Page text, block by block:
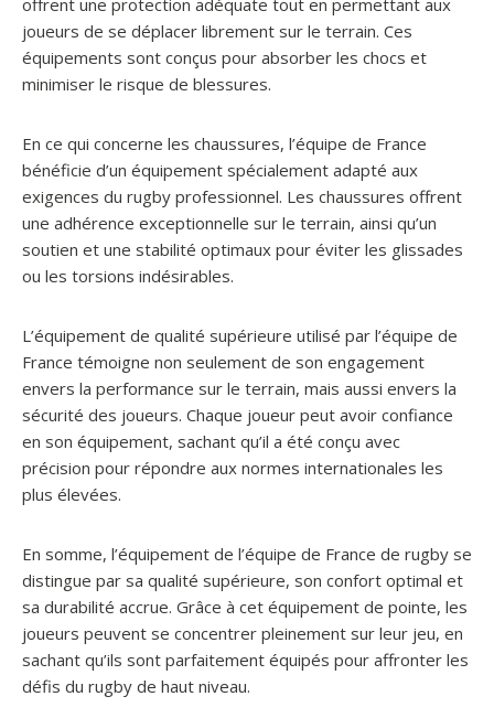
offrent une protection adéquate tout en permettant aux
joueurs de se déplacer librement sur le terrain. Ces
équipements sont conçus pour absorber les chocs et
minimiser le risque de blessures.
En ce qui concerne les chaussures, l’équipe de France
bénéficie d’un équipement spécialement adapté aux
exigences du rugby professionnel. Les chaussures offrent
une adhérence exceptionnelle sur le terrain, ainsi qu’un
soutien et une stabilité optimaux pour éviter les glissades
ou les torsions indésirables.
L’équipement de qualité supérieure utilisé par l’équipe de
France témoigne non seulement de son engagement
envers la performance sur le terrain, mais aussi envers la
sécurité des joueurs. Chaque joueur peut avoir confiance
en son équipement, sachant qu’il a été conçu avec
précision pour répondre aux normes internationales les
plus élevées.
En somme, l’équipement de l’équipe de France de rugby se
distingue par sa qualité supérieure, son confort optimal et
sa durabilité accrue. Grâce à cet équipement de pointe, les
joueurs peuvent se concentrer pleinement sur leur jeu, en
sachant qu’ils sont parfaitement équipés pour affronter les
défis du rugby de haut niveau.